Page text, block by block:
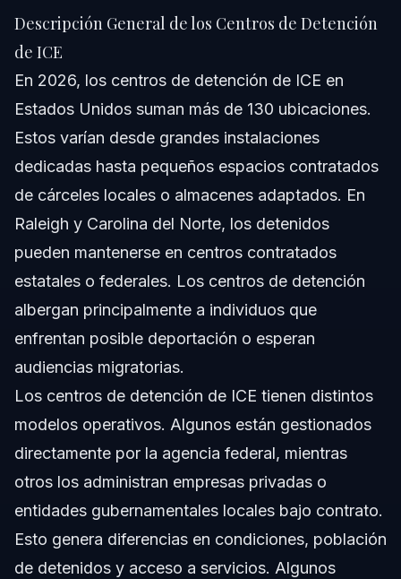
Descripción General de los Centros de Detención
de ICE
En 2026, los centros de detención de ICE en
Estados Unidos suman más de 130 ubicaciones.
Estos varían desde grandes instalaciones
dedicadas hasta pequeños espacios contratados
de cárceles locales o almacenes adaptados. En
Raleigh y Carolina del Norte, los detenidos
pueden mantenerse en centros contratados
estatales o federales. Los centros de detención
albergan principalmente a individuos que
enfrentan posible deportación o esperan
audiencias migratorias.
Los centros de detención de ICE tienen distintos
modelos operativos. Algunos están gestionados
directamente por la agencia federal, mientras
otros los administran empresas privadas o
entidades gubernamentales locales bajo contrato.
Esto genera diferencias en condiciones, población
de detenidos y acceso a servicios. Algunos